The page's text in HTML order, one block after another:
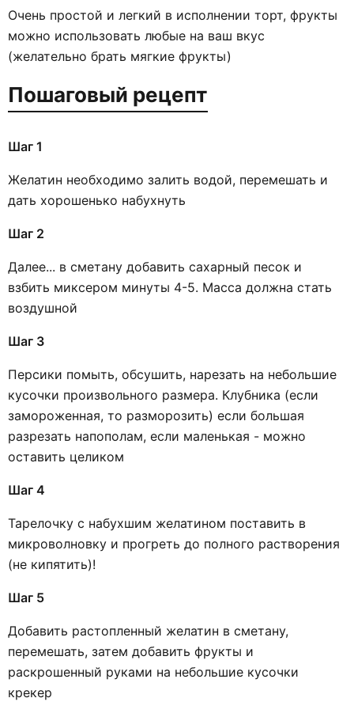
Очень простой и легкий в исполнении торт, фрукты
можно использовать любые на ваш вкус
(желательно брать мягкие фрукты)
Пошаговый рецепт
Шаг 1
Желатин необходимо залить водой, перемешать и
дать хорошенько набухнуть
Шаг 2
Далее... в сметану добавить сахарный песок и
взбить миксером минуты 4-5. Масса должна стать
воздушной
Шаг 3
Персики помыть, обсушить, нарезать на небольшие
кусочки произвольного размера. Клубника (если
замороженная, то разморозить) если большая
разрезать напополам, если маленькая - можно
оставить целиком
Шаг 4
Тарелочку с набухшим желатином поставить в
микроволновку и прогреть до полного растворения
(не кипятить)!
Шаг 5
Добавить растопленный желатин в сметану,
перемешать, затем добавить фрукты и
раскрошенный руками на небольшие кусочки
крекер